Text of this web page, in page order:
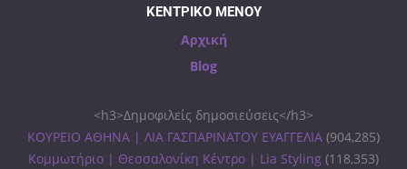
ΚΕΝΤΡΙΚΟ ΜΕΝΟΥ
Αρχική
Blog
<h3>Δημοφιλείς δημοσιεύσεις</h3>
ΚΟΥΡΕΙΟ ΑΘΗΝΑ | ΛΙΑ ΓΑΣΠΑΡΙΝΑΤΟΥ ΕΥΑΓΓΕΛΙΑ (904,285)
Κομμωτήριο | Θεσσαλονίκη Κέντρο | Lia Styling (118,353)